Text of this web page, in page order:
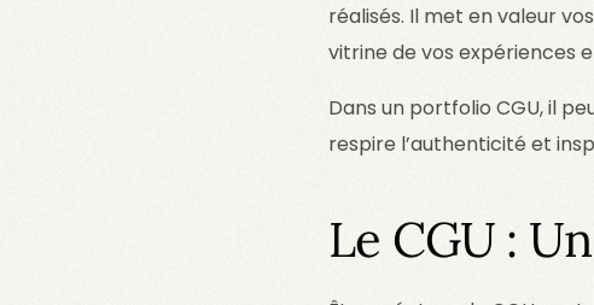
réalisés. Il met en valeur
vitrine de vos expériences
Dans un portfolio CGU, il
respire l’authenticité et
Le CGU :